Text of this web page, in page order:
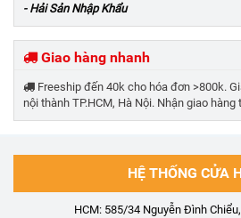
- Hải Sản Nhập Khẩu
Giao hàng nhanh
Freeship đến 40k cho hóa đơn >800k.
nội thành TP.HCM, Hà Nội. Nhận giao hàng
HỆ THỐNG CỬA
HCM: 585/34 Nguyễn Đình Chiểu,